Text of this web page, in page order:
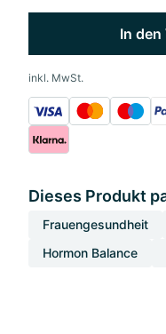
In
inkl. MwSt.
Dieses Produkt
Frauengesundheit
Hormon Balance